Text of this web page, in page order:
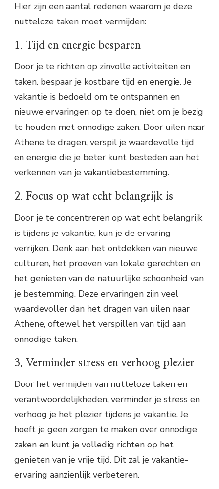
Hier zijn een aantal redenen waarom je deze
nutteloze taken moet vermijden:
1. Tijd en energie besparen
Door je te richten op zinvolle activiteiten en
taken, bespaar je kostbare tijd en energie. Je
vakantie is bedoeld om te ontspannen en
nieuwe ervaringen op te doen, niet om je bezig
te houden met onnodige zaken. Door uilen naar
Athene te dragen, verspil je waardevolle tijd
en energie die je beter kunt besteden aan het
verkennen van je vakantiebestemming.
2. Focus op wat echt belangrijk is
Door je te concentreren op wat echt belangrijk
is tijdens je vakantie, kun je de ervaring
verrijken. Denk aan het ontdekken van nieuwe
culturen, het proeven van lokale gerechten en
het genieten van de natuurlijke schoonheid van
je bestemming. Deze ervaringen zijn veel
waardevoller dan het dragen van uilen naar
Athene, oftewel het verspillen van tijd aan
onnodige taken.
3. Verminder stress en verhoog plezier
Door het vermijden van nutteloze taken en
verantwoordelijkheden, verminder je stress en
verhoog je het plezier tijdens je vakantie. Je
hoeft je geen zorgen te maken over onnodige
zaken en kunt je volledig richten op het
genieten van je vrije tijd. Dit zal je vakantie-
ervaring aanzienlijk verbeteren.